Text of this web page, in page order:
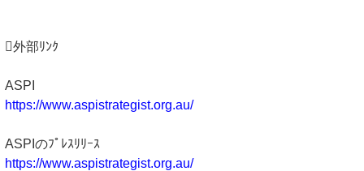
外部ﾘﾝｸ
ASPI
https://www.aspistrategist.org.au/
ASPIのﾌﾟﾚｽﾘﾘｰｽ
https://www.aspistrategist.org.au/